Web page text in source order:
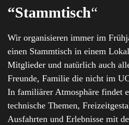
“Stammtisch“
Wir organisieren immer im
einen Stammtisch in einem
Mitglieder und natürlich auch
Freunde, Familie die nicht im
In familiärer Atmosphäre findet
technische Themen,
Ausfahrten und Erlebnisse mit